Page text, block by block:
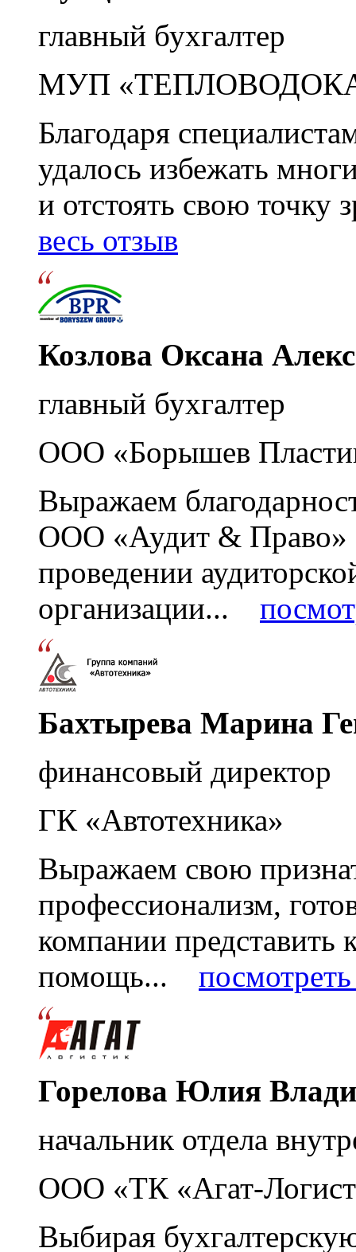
главный бухгалтер
МУП
Благодаря
удалось избежать
и отстоять свою
весь отзыв
Козлова Оксана
главный бухгалтер
ООО «Борышев
Выражаем
ООО «Аудит & Право»
проведении
организации...
Бахтырева Марина
финансовый директор
ГК «Автотехника»
Выражаем свою
профессионализм,
компании
помощь...
Горелова Юлия
начальник отдела
ООО «ТК «Агат-
Выбирая